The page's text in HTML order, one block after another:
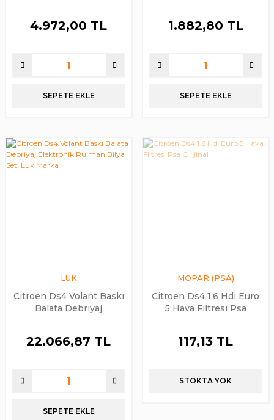
4.972,00 TL
SEPETE EKLE
1.882,80 TL
SEPETE EKLE
LUK
Citroen Ds4 Volant Baskı
Balata Debriyaj
22.066,87 TL
SEPETE EKLE
MOPAR (PSA)
Citroen Ds4 1.6 Hdi Euro
5 Hava Filtresi Psa
117,13 TL
STOKTA YOK